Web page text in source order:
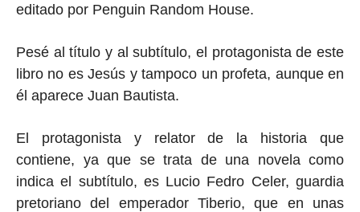
editado por Penguin Random House.
Pesé al título y al subtítulo, el protagonista de este
libro no es Jesús y tampoco un profeta, aunque en
él aparece Juan Bautista.
El protagonista y relator de la historia que
contiene, ya que se trata de una novela como
indica el subtítulo, es Lucio Fedro Celer, guardia
pretoriano del emperador Tiberio, que en unas